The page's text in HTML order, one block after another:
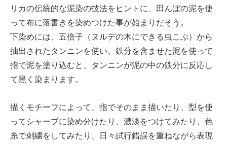
リカの伝統的な泥染の技法をヒントに、田んぼの泥を使
って布に落書きを染めつけた事が始まりだそう。
下染めには、五倍子（ヌルデの木にできる虫こぶ）から
抽出されたタンニンを使い、鉄分を含ませた泥を使って
指で泥を塗り込むと、タンニンが泥の中の鉄分に反応し
て黒く染まります。
描くモチーフによって、指でそのまま描いたり、型を使
ってシャープに染め分けたり、濃淡をつけてみたり、色
糸で刺繍をしてみたり、日々試行錯誤を重ねながら表現